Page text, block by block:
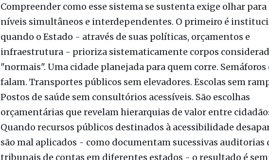
quando o Estado - através de suas políticas, orçamentos e
infraestrutura - prioriza sistematicamente corpos
"normais". Uma cidade planejada para quem corre. Semáforos
falam. Transportes públicos sem elevadores. Escolas sem
Postos de saúde sem consultórios acessíveis. São escolhas
orçamentárias que revelam hierarquias de valor entre
Quando recursos públicos destinados à acessibilidade
são mal aplicados - como documentam sucessivas auditorias
tribunais de contas em diferentes estados - o resultado é
mesmo: pessoas com deficiência perdem mobilidade e